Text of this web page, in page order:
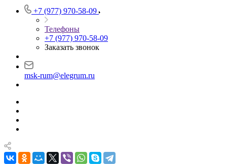
+7 (977) 970-58-09
Телефоны
+7 (977) 970-58-09
Заказать звонок
msk-rum@elegrum.ru